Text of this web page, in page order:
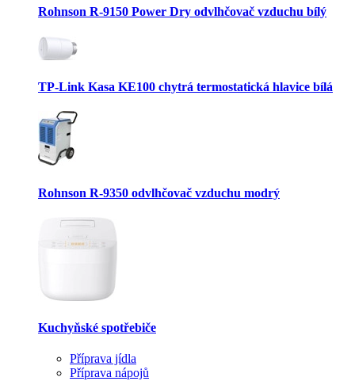
Rohnson R-9150 Power Dry odvlhčovač vzduchu bílý
TP-Link Kasa KE100 chytrá termostatická hlavice bílá
Rohnson R-9350 odvlhčovač vzduchu modrý
Kuchyňské spotřebiče
Příprava jídla
Příprava nápojů